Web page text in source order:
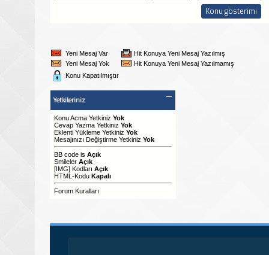
Yeni Mesaj Var
Hit Konuya Yeni Mesaj Yazılmış
Yeni Mesaj Yok
Hit Konuya Yeni Mesaj Yazılmamış
Konu Kapatılmıştır
Yetkileriniz
Konu Acma Yetkiniz Yok
Cevap Yazma Yetkiniz Yok
Eklenti Yükleme Yetkiniz Yok
Mesajınızı Değiştirme Yetkiniz Yok
BB code is Açık
Smileler Açık
[IMG] Kodları Açık
HTML-Kodu Kapalı
Forum Kuralları